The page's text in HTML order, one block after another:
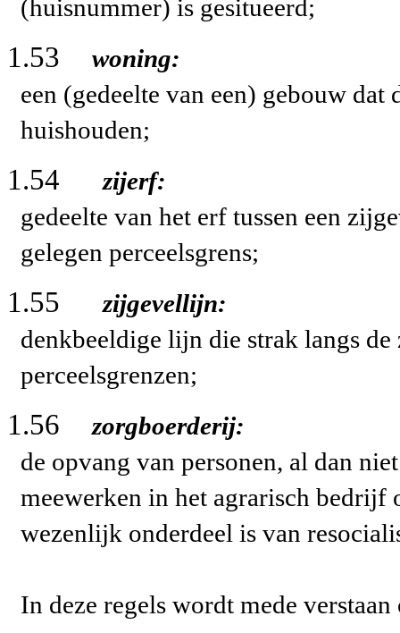
(huisnummer) is gesitueerd;
1.53
woning:
een (gedeelte van een) gebouw
huishouden;
1.54
zijerf:
gedeelte van het erf tussen een
gelegen perceelsgrens;
1.55
zijgevellijn:
denkbeeldige lijn die strak langs
perceelsgrenzen;
1.56
zorgboerderij:
de opvang van personen, al dan
meewerken in het agrarisch
wezenlijk onderdeel is van
In deze regels wordt mede verstaan